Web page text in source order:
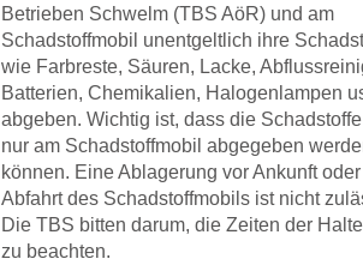
Betrieben Schwelm (TBS AöR) und am
Schadstoffmobil unentgeltlich ihre
wie Farbreste, Säuren, Lacke,
Batterien, Chemikalien, Halogenlampen
abgeben. Wichtig ist, dass die
nur am Schadstoffmobil abgegeben
können. Eine Ablagerung vor Ankunft
Abfahrt des Schadstoffmobils ist nicht
Die TBS bitten darum, die Zeiten der
zu beachten.